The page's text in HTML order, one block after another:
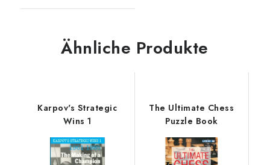
Ähnliche Produkte
Karpov's Strategic
Wins 1
The Ultimate Chess
Puzzle Book